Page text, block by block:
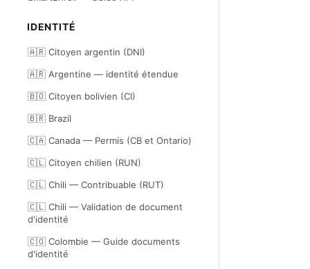
IDENTITÉ
🇦🇷 Citoyen argentin (DNI)
🇦🇷 Argentine — identité étendue
🇧🇴 Citoyen bolivien (CI)
🇧🇷 Brazil
🇨🇦 Canada — Permis (CB et Ontario)
🇨🇱 Citoyen chilien (RUN)
🇨🇱 Chili — Contribuable (RUT)
🇨🇱 Chili — Validation de document
d'identité
🇨🇴 Colombie — Guide documents
d'identité